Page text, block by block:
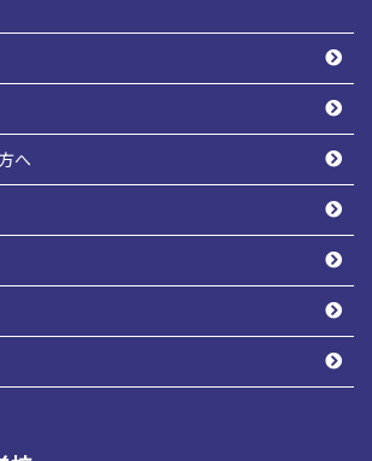
へ